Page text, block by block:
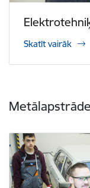
Skatīt vairāk